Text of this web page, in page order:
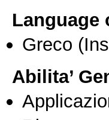
Language
Greco
Abilita’